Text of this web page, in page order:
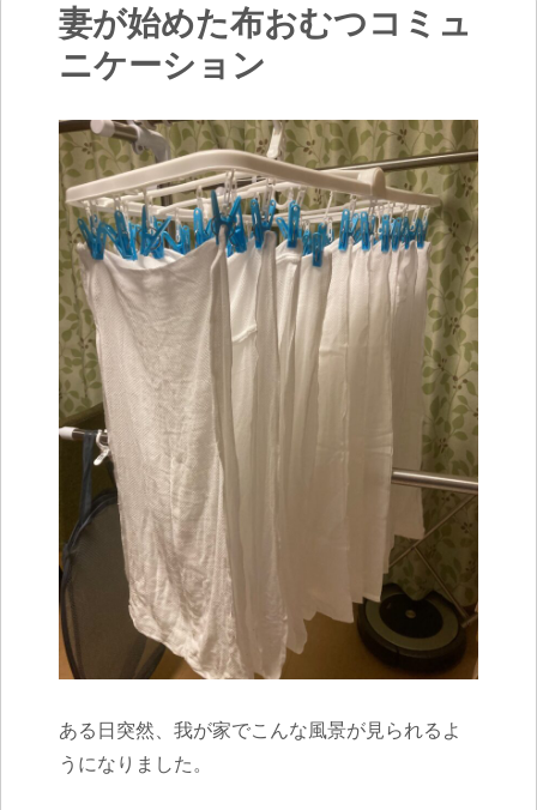
妻が始めた布おむつコミュ
ニケーション
ある日突然、我が家でこんな風景が見られるよ
うになりました。